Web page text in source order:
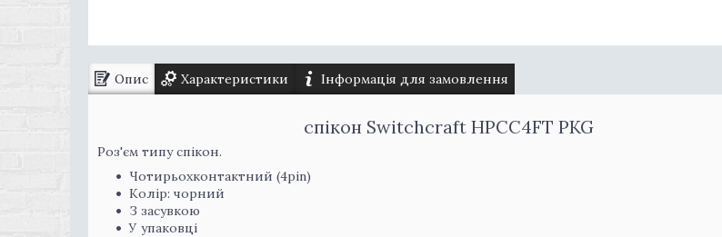
Опис Характеристики Інформація для замовлення
спікон Switchcraft HPCC4FT PKG
Роз'єм типу спікон.
Чотирьохконтактний (4pin)
Колір: чорний
З засувкою
У упаковці